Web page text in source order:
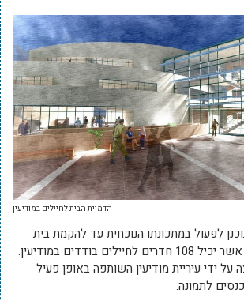
הדמיית הבית לחיילים במודיעין
לפעול במתכונתו הנוכחית עד להקמת בית
אלמוג שילוני הקבוע, אשר יכיל 108 חדרים לחיילים בודדים במודיעין.
ידי עיריית מודיעין השותפה באופן פעיל
לתמונה.